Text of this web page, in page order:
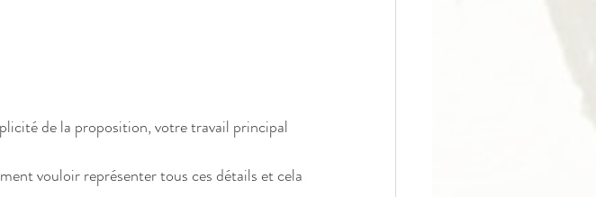
de la proposition, votre travail principal
vouloir représenter tous ces détails et cela